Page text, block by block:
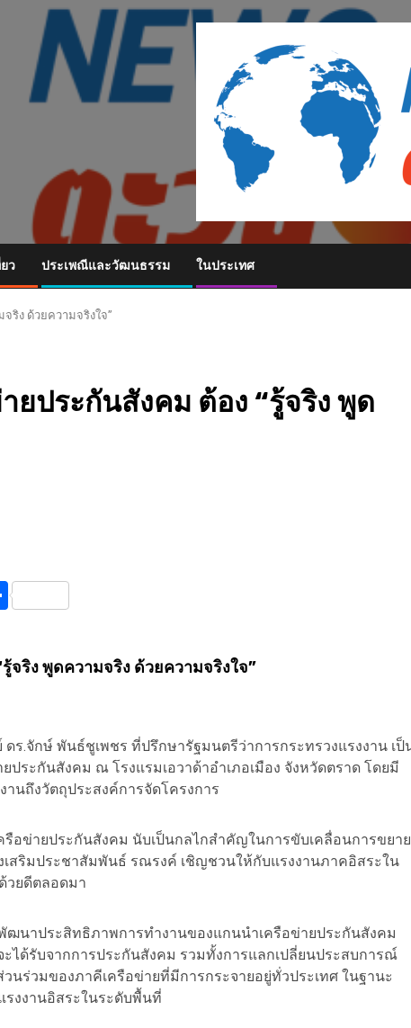
ว ประเพณีและวัฒนธรรม ในประเทศ
ริง ด้วยความจริงใจ”
ยประกันสังคม ต้อง “รู้จริง พูด
Share
จริง พูดความจริง ด้วยความจริงใจ”
ดร.จักษ์ พันธ์ชูเพชร ที่ปรึกษารัฐมนตรีว่าการกระทรวงแรงงาน เป็
ระกันสังคม ณ โรงแรมเอวาด้าอำเภอเมือง จังหวัดตราด โดยมี
นถึงวัตถุประสงค์การจัดโครงการ
รือข่ายประกันสังคม นับเป็นกลไกสำคัญในการขับเคลื่อนการขยาย
สริมประชาสัมพันธ์ รณรงค์ เชิญชวนให้กับแรงงานภาคอิสระใน
วยดีตลอดมา
นาประสิทธิภาพการทำงานของแกนนำเครือข่ายประกันสังคม
ได้รับจากการประกันสังคม รวมทั้งการแลกเปลี่ยนประสบการณ์
ร่วมของภาคีเครือข่ายที่มีการกระจายอยู่ทั่วประเทศ ในฐานะ
งงานอิสระในระดับพื้นที่